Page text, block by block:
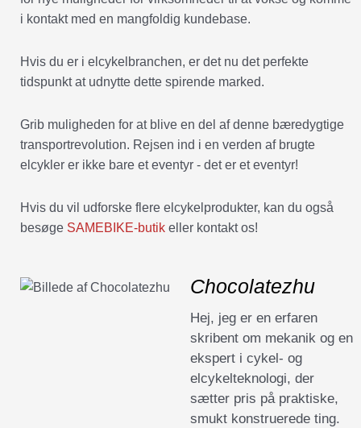
i kontakt med en mangfoldig kundebase.
Hvis du er i elcykelbranchen, er det nu det perfekte
tidspunkt at udnytte dette spirende marked.
Grib muligheden for at blive en del af denne bæredygtige
transportrevolution. Rejsen ind i en verden af brugte
elcykler er ikke bare et eventyr - det er et eventyr!
Hvis du vil udforske flere elcykelprodukter, kan du også
besøge SAMEBIKE-butik eller kontakt os!
Chocolatezhu
Hej, jeg er en erfaren
skribent om mekanik og en
ekspert i cykel- og
elcykelteknologi, der
sætter pris på praktiske,
smukt konstruerede ting.